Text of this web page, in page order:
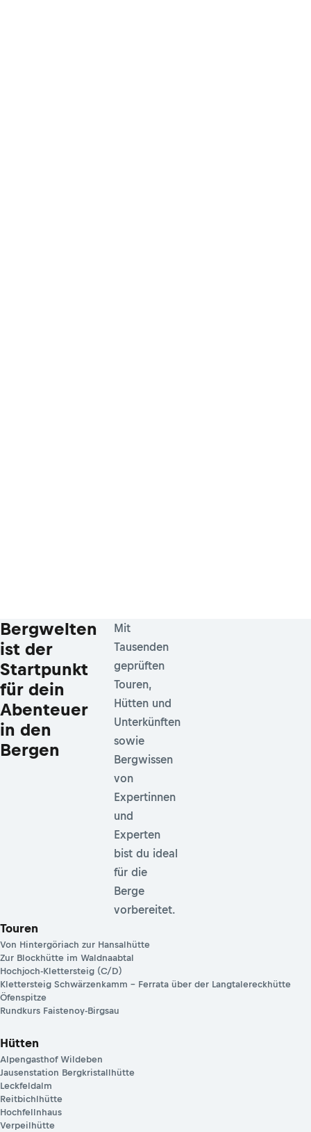
Bergwelten
ist der
Startpunkt
für dein
Abenteuer
in den
Bergen
Mit
Tausenden
geprüften
Touren,
Hütten und
Unterkünften
sowie
Bergwissen
von
Expertinnen
und
Experten
bist du ideal
für die
Berge
vorbereitet.
Touren
Von Hintergöriach zur Hansalhütte
Zur Blockhütte im Waldnaabtal
Hochjoch-Klettersteig (C/D)
Klettersteig Schwärzenkamm – Ferrata über der Langtalereckhütte
Öfenspitze
Rundkurs Faistenoy-Birgsau
Hütten
Alpengasthof Wildeben
Jausenstation Bergkristallhütte
Leckfeldalm
Reitbichlhütte
Hochfellnhaus
Verpeilhütte